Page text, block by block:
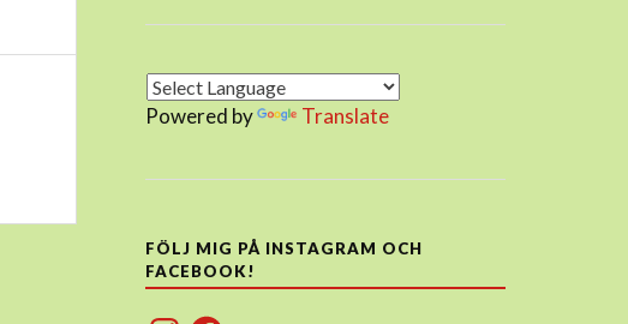
Powered by Translate
FÖLJ MIG PÅ INSTAGRAM OCH
FACEBOOK!